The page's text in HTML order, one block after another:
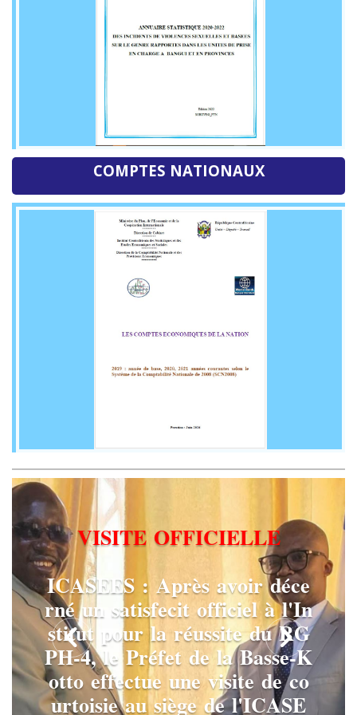
COMPTES NATIONAUX
VISITE OFFICIELLE
ICASEES : Après avoir déce
rné un satisfecit officiel à l'In
stitut pour la réussite du RG
PH-4, le Préfet de la Basse-K
otto effectue une visite de co
urtoisie au siège de l'ICASE